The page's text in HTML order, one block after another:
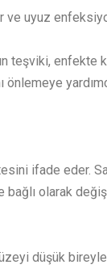
uyuz
teşviki,
ifade eder.
olarak
düşük